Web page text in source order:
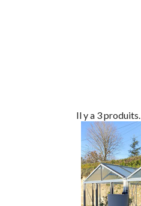
Il y a 3 produits.